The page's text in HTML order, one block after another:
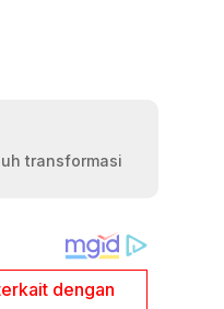
transformasi